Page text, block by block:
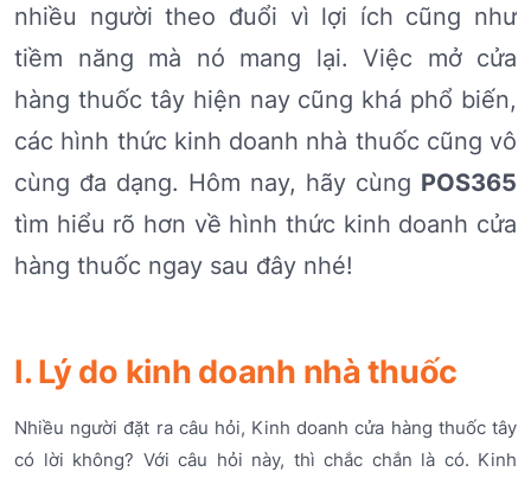
nhiều người theo đuổi vì lợi ích cũng như
tiềm năng mà nó mang lại. Việc mở cửa
hàng thuốc tây hiện nay cũng khá phổ biến,
các hình thức kinh doanh nhà thuốc cũng vô
cùng đa dạng. Hôm nay, hãy cùng POS365
tìm hiểu rõ hơn về hình thức kinh doanh cửa
hàng thuốc ngay sau đây nhé!
I. Lý do kinh doanh nhà thuốc
Nhiều người đặt ra câu hỏi, Kinh doanh cửa hàng thuốc tây
có lời không? Với câu hỏi này, thì chắc chắn là có. Kinh